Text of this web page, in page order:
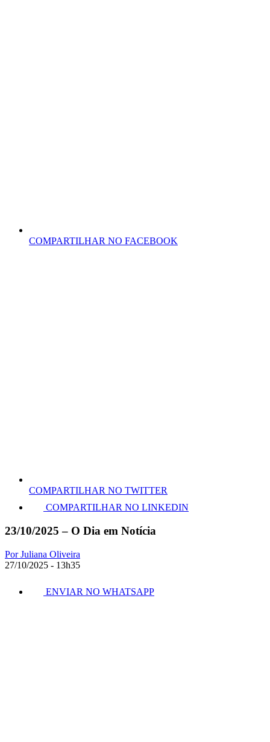
COMPARTILHAR NO FACEBOOK
COMPARTILHAR NO TWITTER
COMPARTILHAR NO LINKEDIN
23/10/2025 – O Dia em Notícia
Por Juliana Oliveira
27/10/2025 - 13h35
ENVIAR NO WHATSAPP